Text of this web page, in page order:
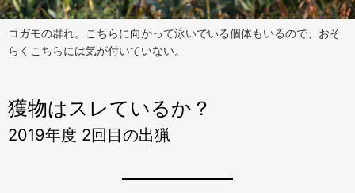
コガモの群れ。こちらに向かって泳いでいる個体もいるので、おそ
らくこちらには気が付いていない。
獲物はスレているか？
2019年度 2回目の出猟